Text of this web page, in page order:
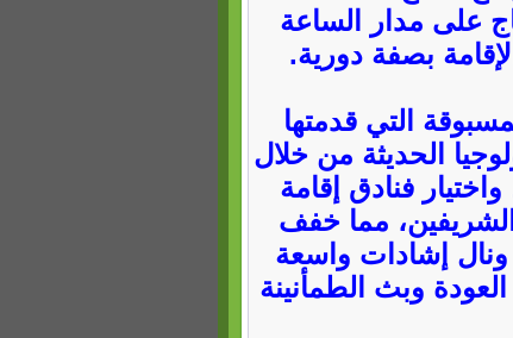
على مدار الساعة
بصفة دورية.
التي قدمتها
الحديثة من خلال
فنادق إقامة
مما خفف
إشادات واسعة
وبث الطمأنينة